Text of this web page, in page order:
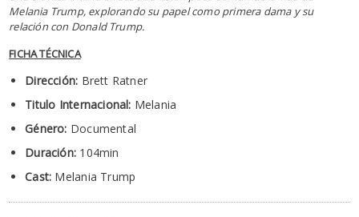
Melania Trump, explorando su papel como primera dama y su
relación con Donald Trump.
FICHA TÉCNICA
Dirección: Brett Ratner
Titulo Internacional: Melania
Género: Documental
Duración: 104min
Cast: Melania Trump